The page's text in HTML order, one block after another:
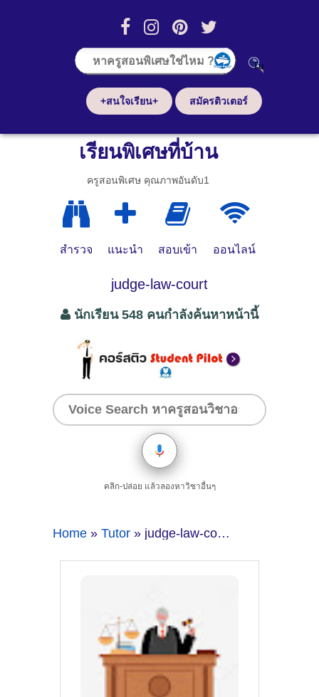
+สนใจเรียน+ สมัครติวเตอร์
เรียนพิเศษที่บ้าน
ครูสอนพิเศษ คุณภาพอันดับ1
สำรวจ แนะนำ สอบเข้า ออนไลน์
judge-law-court
นักเรียน 548 คนกำลังค้นหาหน้านี้
คลิก-ปล่อย แล้วลองหาวิชาอื่นๆ
Home » Tutor » judge-law-court